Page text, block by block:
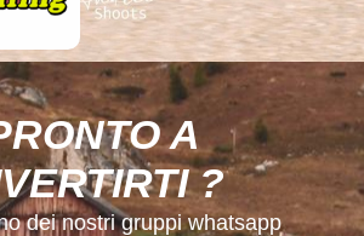
A
?
dei nostri gruppi whatsapp